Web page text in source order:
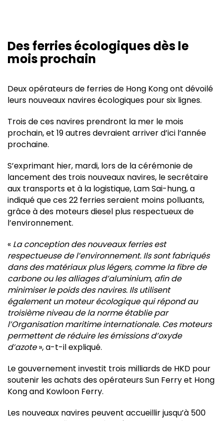
Des ferries écologiques dès le
mois prochain
Deux opérateurs de ferries de Hong Kong ont dévoilé
leurs nouveaux navires écologiques pour six lignes.
Trois de ces navires prendront la mer le mois
prochain, et 19 autres devraient arriver d’ici l’année
prochaine.
S’exprimant hier, mardi, lors de la cérémonie de
lancement des trois nouveaux navires, le secrétaire
aux transports et à la logistique, Lam Sai-hung, a
indiqué que ces 22 ferries seraient moins polluants,
grâce à des moteurs diesel plus respectueux de
l’environnement.
« La conception des nouveaux ferries est
respectueuse de l’environnement. Ils sont fabriqués
dans des matériaux plus légers, comme la fibre de
carbone ou les alliages d’aluminium, afin de
minimiser le poids des navires. Ils utilisent
également un moteur écologique qui répond au
troisième niveau de la norme établie par
l’Organisation maritime internationale. Ces moteurs
permettent de réduire les émissions d’oxyde
d’azote», a-t-il expliqué.
Le gouvernement investit trois milliards de HKD pour
soutenir les achats des opérateurs Sun Ferry et Hong
Kong and Kowloon Ferry.
Les nouveaux navires peuvent accueillir jusqu’à 500